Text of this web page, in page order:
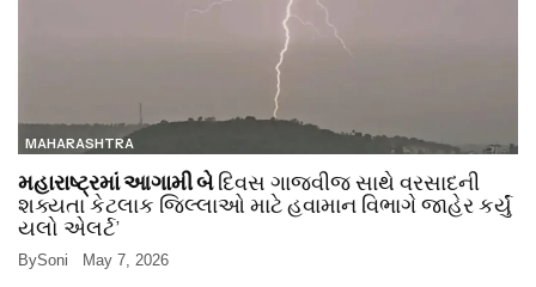
MAHARASHTRA
મહારાષ્ટ્રમાં આગામી બેદિવસ ગાજવીજ સાથે વરસાદની
શક્યતા કેટલાક જિલ્લાઓ માટે હવામાન વિભાગે જાહેર કર્યું
યલો એલર્ટ’
BySoni May 7, 2026